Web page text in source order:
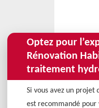
Optez pour
Rénovation
traitement
Si vous avez un projet
est recommandé pour